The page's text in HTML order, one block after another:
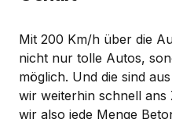
Mit 200 Km/h über die
nicht nur tolle Autos,
möglich. Und die sind
wir weiterhin schnell
wir also jede Menge